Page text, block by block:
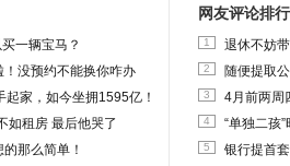
一辆宝马？
没预约不能换你咋办
家，如今坐拥1595亿！
如租房 最后他哭了
那么简单！
网友评论排行
1 退休不妨
2 随便提取
3 4月前两周
4 “单独二孩
5 银行提首